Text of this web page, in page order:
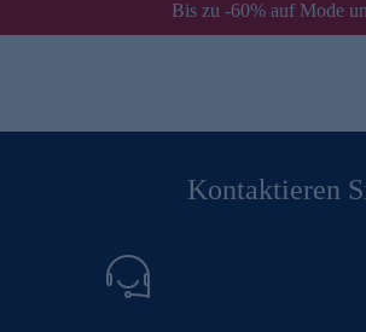
Bis zu -60% auf Mode
Kontaktieren